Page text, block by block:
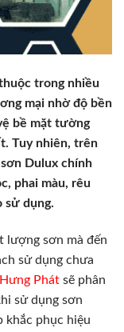
trong nhiều
mại nhờ độ bền
bề mặt tường
Tuy nhiên, trên
Dulux chính
phai màu, rêu
sử dụng.
lượng sơn mà đến
sử dụng chưa
Phát sẽ phân
sử dụng sơn
khắc phục hiệu